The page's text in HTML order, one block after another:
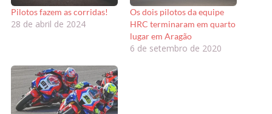
Pilotos fazem as corridas!
28 de abril de 2024
Os dois pilotos da equipe
HRC terminaram em quarto
lugar em Aragão
6 de setembro de 2020